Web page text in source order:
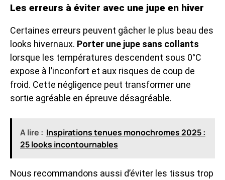
Les erreurs à éviter avec une jupe en hiver
Certaines erreurs peuvent gâcher le plus beau des
looks hivernaux. Porter une jupe sans collants
lorsque les températures descendent sous 0°C
expose à l’inconfort et aux risques de coup de
froid. Cette négligence peut transformer une
sortie agréable en épreuve désagréable.
A lire : Inspirations tenues monochromes 2025 :
25 looks incontournables
Nous recommandons aussi d’éviter les tissus trop